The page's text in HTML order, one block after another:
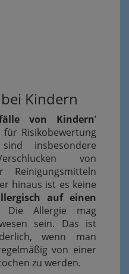
Kindern
von Kindern’
Risikobewertung
insbesondere
von
hinaus ist es keine
auf einen
Die Allergie mag
sein. Das ist
wenn man
von einer
zu werden.